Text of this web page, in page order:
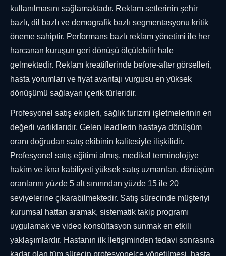
kullanılmasını sağlamaktadır. Reklam setlerinin şehir
bazlı, dil bazlı ve demografik bazlı segmentasyonu kritik
öneme sahiptir. Performans bazlı reklam yönetimi ile her
harcanan kuruşun geri dönüşü ölçülebilir hale
gelmektedir. Reklam kreatiflerinde before-after görselleri,
hasta yorumları ve fiyat avantajı vurgusu en yüksek
dönüşümü sağlayan içerik türleridir.
Profesyonel satış ekipleri, sağlık turizmi işletmelerinin en
değerli varlıklarıdır. Gelen lead'lerin hastaya dönüşüm
oranı doğrudan satış ekibinin kalitesiyle ilişkilidir.
Profesyonel satış eğitimi almış, medikal terminolojiye
hakim ve ikna kabiliyeti yüksek satış uzmanları, dönüşüm
oranlarını yüzde 5 alt sınırından yüzde 15 ile 20
seviyelerine çıkarabilmektedir. Satış sürecinde müşteriyi
kurumsal hattan aramak, sistematik takip programı
uygulamak ve video konsültasyon sunmak en etkili
yaklaşımlardır. Hastanın ilk İletişiminden tedavi sonrasına